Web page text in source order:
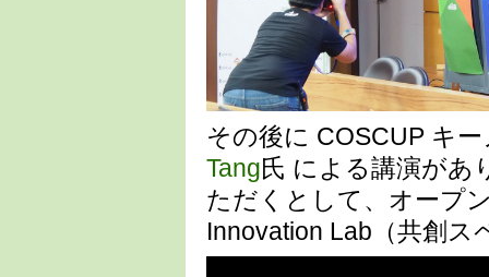
その後に COSCUP キ
Tang氏 による講演があ
ただくとして、オープ
Innovation Lab（共創